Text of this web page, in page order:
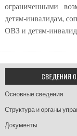
ограниченными
детям-инвалидам,
ОВЗ и детям-
СВЕДЕНИЯ
Основные сведения
Структура и органы
Документы